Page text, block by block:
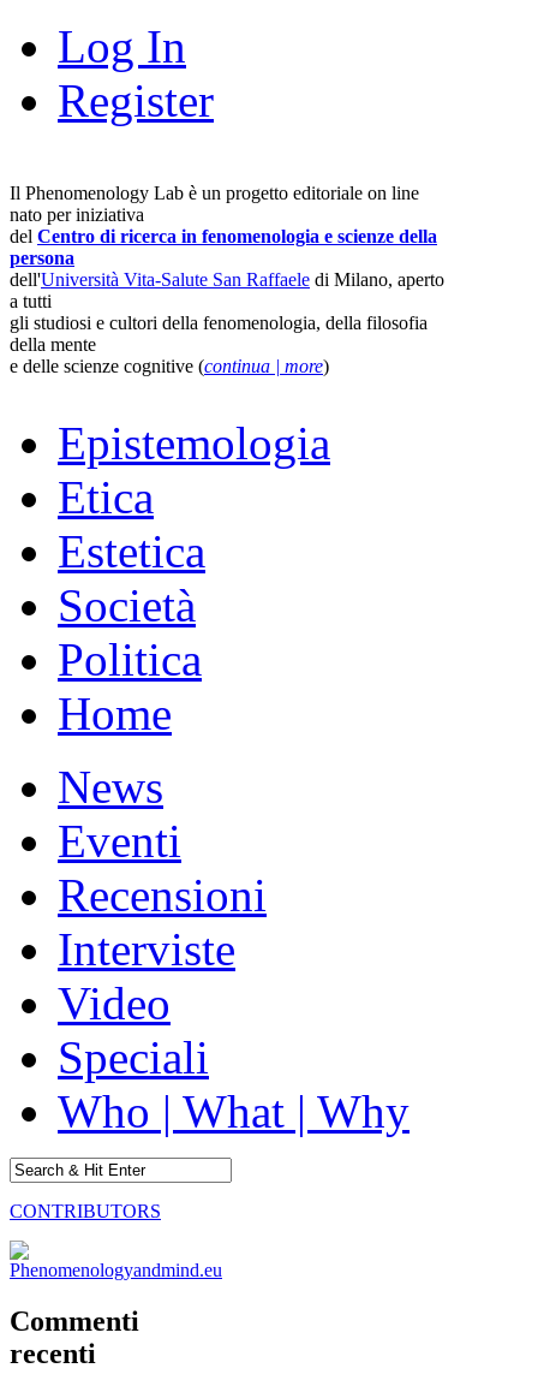
Log In
Register
Il Phenomenology Lab è un progetto editoriale on line
nato per iniziativa
del Centro di ricerca in fenomenologia e scienze della
persona
dell'Università Vita-Salute San Raffaele di Milano, aperto
a tutti
gli studiosi e cultori della fenomenologia, della filosofia
della mente
e delle scienze cognitive (continua | more)
Epistemologia
Etica
Estetica
Società
Politica
Home
News
Eventi
Recensioni
Interviste
Video
Speciali
Who | What | Why
CONTRIBUTORS
Commenti
recenti